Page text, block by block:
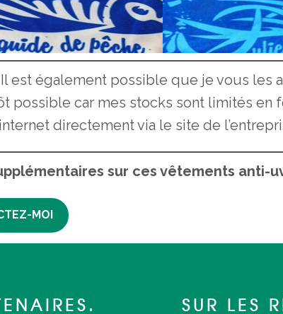
est également possible que je vous les
car mes stocks sont limités en
directement via le site de
sur ces vêtements anti-
MOI
SUR LES